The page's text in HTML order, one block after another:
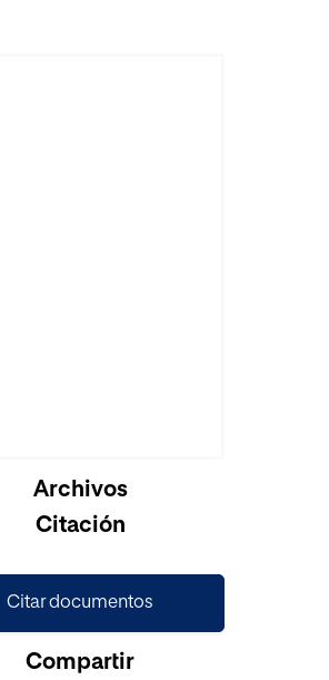
Archivos
Citación
Citar documentos
Compartir